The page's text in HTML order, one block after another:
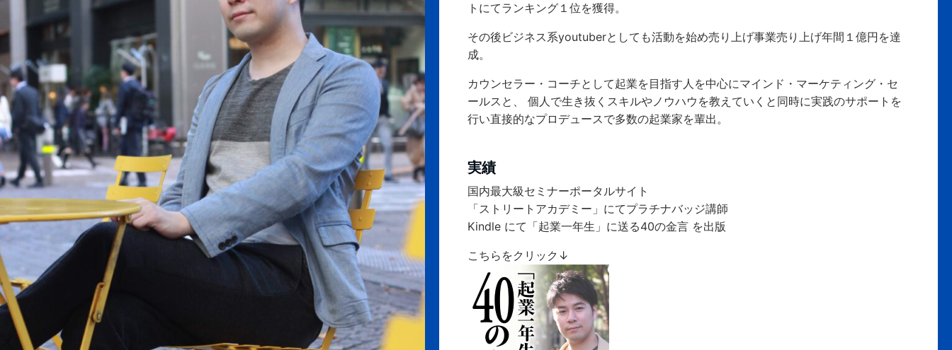
トにてランキング１位を獲得。
その後ビジネス系youtuberとしても活動を始め売り上げ事業売り上げ年間１億円を達
成。
カウンセラー・コーチとして起業を目指す人を中心にマインド・マーケティング・セ
ールスと、 個人で生き抜くスキルやノウハウを教えていくと同時に実践のサポートを
行い直接的なプロデュースで多数の起業家を輩出。
実績
国内最大級セミナーポータルサイト
「ストリートアカデミー」にてプラチナバッジ講師
Kindle にて「起業一年生」に送る40の金言 を出版
こちらをクリック↓